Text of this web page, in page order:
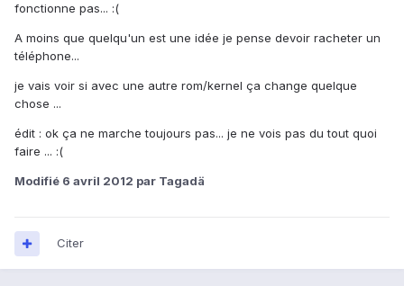
fonctionne pas... :(
A moins que quelqu'un est une idée je pense devoir racheter un
téléphone...
je vais voir si avec une autre rom/kernel ça change quelque
chose ...
édit : ok ça ne marche toujours pas... je ne vois pas du tout quoi
faire ... :(
Modifié 6 avril 2012 par Tagadä
Citer